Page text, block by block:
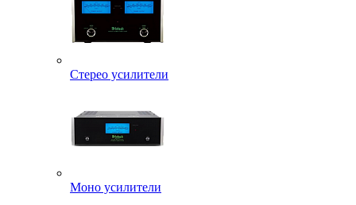
Стерео усилители
Моно усилители